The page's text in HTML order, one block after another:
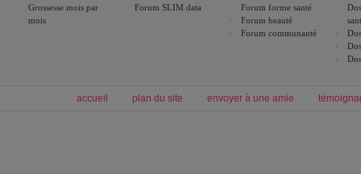
Grossesse mois par
mois
Forum SLIM data
Forum forme santé
Forum beauté
Forum communauté
accueil plan du site envoyer à une amie